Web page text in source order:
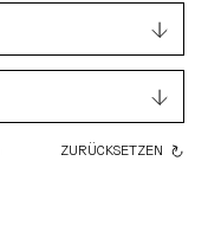
ZURÜCKSETZEN